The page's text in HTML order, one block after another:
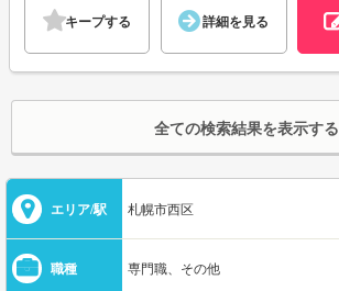
キープする 詳細を見る
全ての検索結果を表示する
エリア/駅 札幌市西区
職種 専門職、その他